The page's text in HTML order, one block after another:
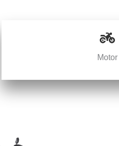
Motor